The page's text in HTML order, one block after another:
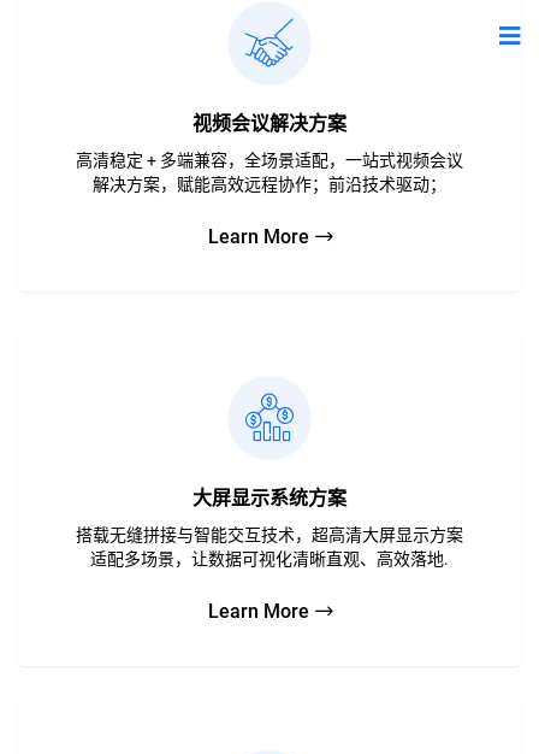
视频会议解决方案
高清稳定 + 多端兼容，全场景适配，一站式视频会议
解决方案，赋能高效远程协作；前沿技术驱动；
Learn More
大屏显示系统方案
搭载无缝拼接与智能交互技术，超高清大屏显示方案
适配多场景，让数据可视化清晰直观、高效落地.
Learn More